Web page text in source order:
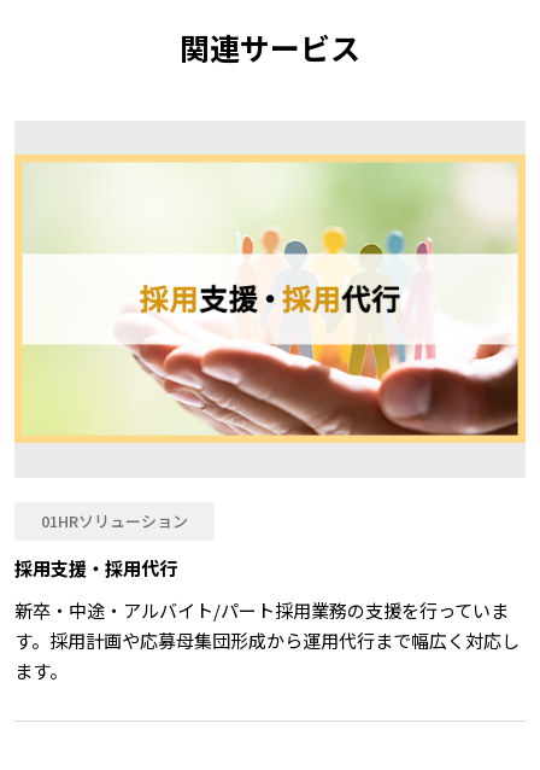
関連サービス
01HRソリューション
採用支援・採用代行
新卒・中途・アルバイト/パート採用業務の支援を行っていま
す。採用計画や応募母集団形成から運用代行まで幅広く対応し
ます。